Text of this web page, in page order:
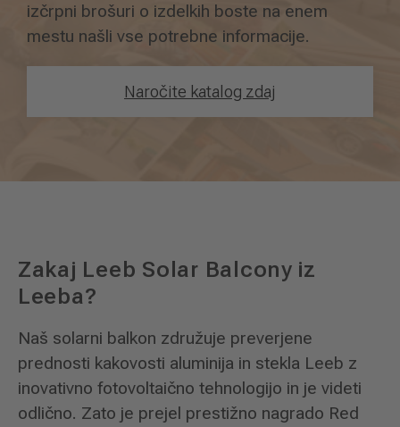
izčrpni brošuri o izdelkih boste na enem
mestu našli vse potrebne informacije.
Naročite katalog zdaj
Zakaj Leeb Solar Balcony iz
Leeba?
Naš solarni balkon združuje preverjene
prednosti kakovosti aluminija in stekla Leeb z
inovativno fotovoltaično tehnologijo in je videti
odlično. Zato je prejel prestižno nagrado Red